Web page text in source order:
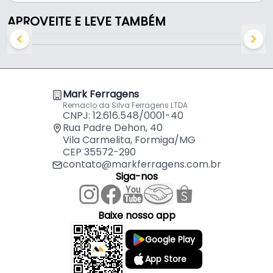
- Material: Aço / Zamac / Polímero
- Acabamento: Anodizado
- Cor: Prateado & Cinza
- Porta com espessura de: 15 a 25 mm
- Transpasse indicado entre portas: 20 a 30 mm
- Diâmetro da roldana do carro deslizante: 32,2 mm
- Acompanha parafusos: Não
- Diâmetro da roldana da guia: 16 mm
APROVEITE E LEVE TAMBÉM
Mark Ferragens
Remaclo da Silva Ferragens LTDA
CNPJ: 12.616.548/0001-40
Rua Padre Dehon, 40
Vila Carmelita, Formiga/MG
CEP 35572-290
contato@markferragens.com.br
Siga-nos
Baixe nosso app
Google Play
App Store